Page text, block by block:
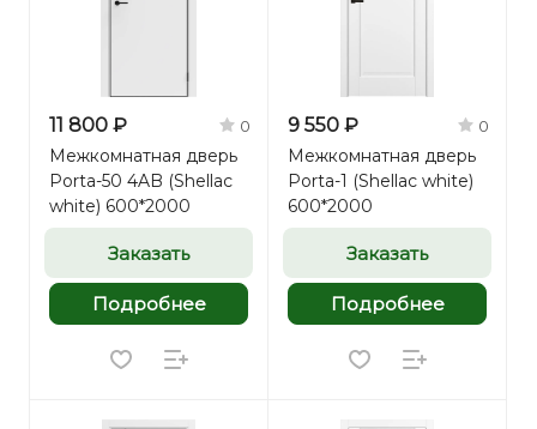
11 800 ₽ 0
Межкомнатная дверь
Porta-50 4AB (Shellac
white) 600*2000
Заказать
Подробнее
9 550 ₽ 0
Межкомнатная дверь
Porta-1 (Shellac white)
600*2000
Заказать
Подробнее